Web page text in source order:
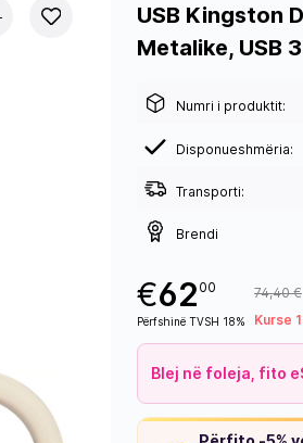
USB Kingston
Metalike, USB
Numri i produktit:
Disponueshmëria:
Transporti:
Brendi
€62 00
Përfshinë TVSH 18%
74,40 €
Kurse
Blej në foleja, fito